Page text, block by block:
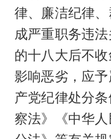
律、廉洁纪律
成严重职务违
的十八大后不
影响恶劣，应
产党纪律处分
察法》《中华